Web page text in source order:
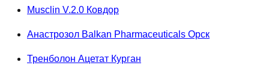
Musclin V.2.0 Ковдор
Анастрозол Balkan Pharmaceuticals Орск
Тренболон Ацетат Курган